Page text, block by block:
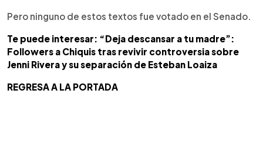
Pero ninguno de estos textos fue votado en el Senado.
Te puede interesar: “Deja descansar a tu madre”:
Followers a Chiquis tras revivir controversia sobre
Jenni Rivera y su separación de Esteban Loaiza
REGRESA A LA PORTADA